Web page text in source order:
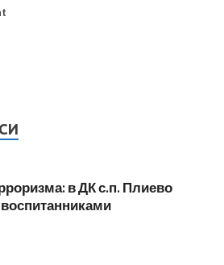
в ДК с.п. Плиево